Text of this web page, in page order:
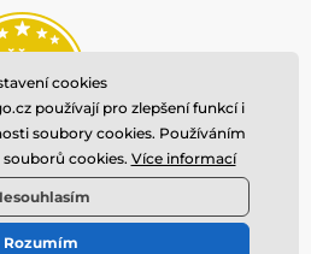
⦁ E-shop vytvořila
cookies
používají pro zlepšení funkcí i
soubory cookies. Používáním
cookies. Více informací
Rozumím